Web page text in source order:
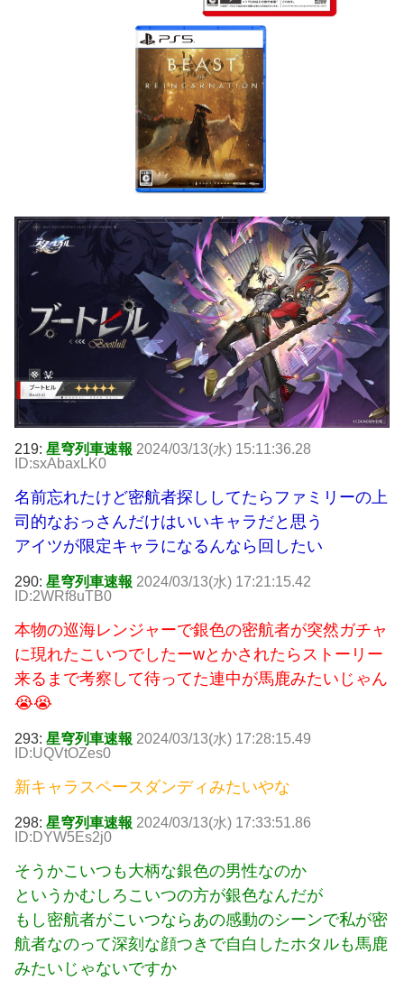
219: 星穹列車速報 2024/03/13(水) 15:11:36.28
ID:sxAbaxLK0
名前忘れたけど密航者探ししてたらファミリーの上
司的なおっさんだけはいいキャラだと思う
アイツが限定キャラになるんなら回したい
290: 星穹列車速報 2024/03/13(水) 17:21:15.42
ID:2WRf8uTB0
本物の巡海レンジャーで銀色の密航者が突然ガチャ
に現れたこいつでしたーwとかされたらストーリー
来るまで考察して待ってた連中が馬鹿みたいじゃん
😭😭
293: 星穹列車速報 2024/03/13(水) 17:28:15.49
ID:UQVtOZes0
新キャラスペースダンディみたいやな
298: 星穹列車速報 2024/03/13(水) 17:33:51.86
ID:DYW5Es2j0
そうかこいつも大柄な銀色の男性なのか
というかむしろこいつの方が銀色なんだが
もし密航者がこいつならあの感動のシーンで私が密
航者なのって深刻な顔つきで自白したホタルも馬鹿
みたいじゃないですか